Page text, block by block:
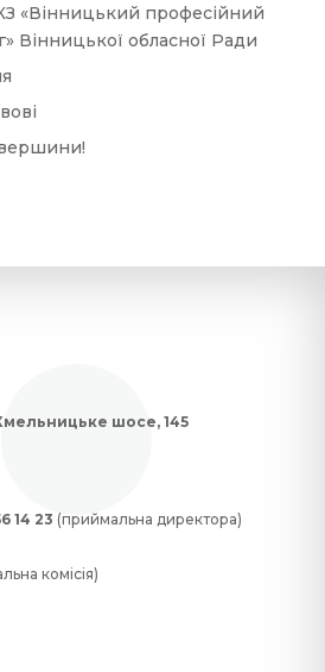
КЗ «Вінницький професійний
Вінницької обласної Ради
шосе, 145
14 23 (приймальна директора)
комісія)